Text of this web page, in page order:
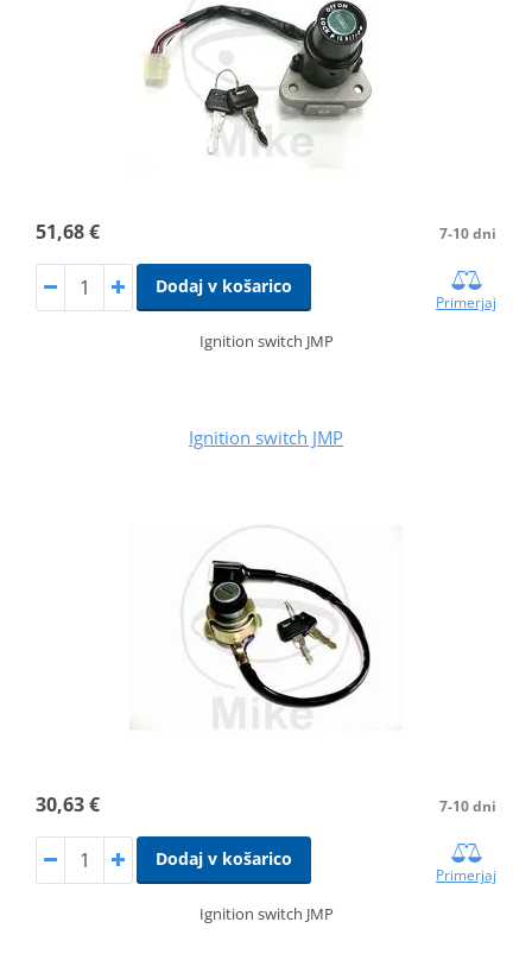
51,68 € 7-10 dni
Dodaj v košarico
Primerjaj
Ignition switch JMP
Ignition switch JMP
30,63 € 7-10 dni
Dodaj v košarico
Primerjaj
Ignition switch JMP